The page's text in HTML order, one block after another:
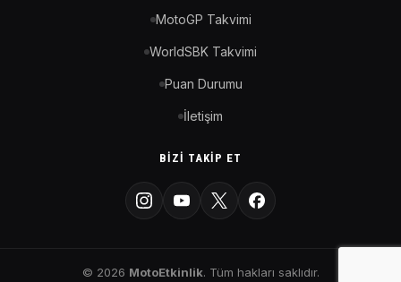
MotoGP Takvimi
WorldSBK Takvimi
Puan Durumu
İletişim
BIZI TAKIP ET
© 2026 MotoEtkinlik. Tüm hakları saklıdır.